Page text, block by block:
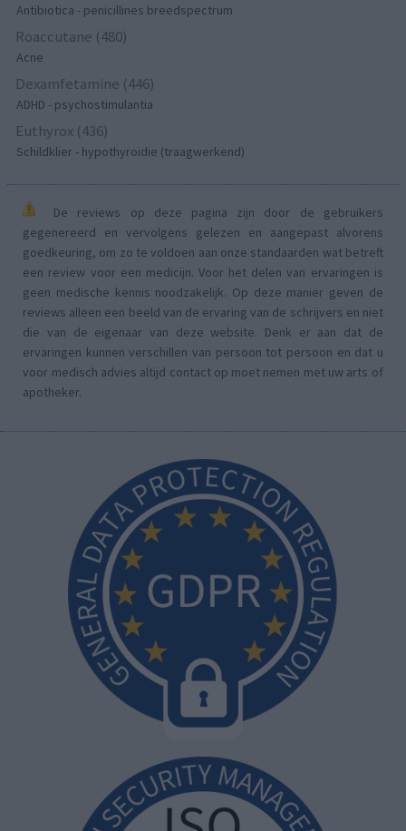
Antibiotica - penicillines breedspectrum
Roaccutane (480)
Acne
Dexamfetamine (446)
ADHD - psychostimulantia
Euthyrox (436)
Schildklier - hypothyroidie (traagwerkend)
De reviews op deze pagina zijn door de gebruikers
gegenereerd en vervolgens gelezen en aangepast alvorens
goedkeuring, om zo te voldoen aan onze standaarden wat betreft
een review voor een medicijn. Voor het delen van ervaringen is
geen medische kennis noodzakelijk. Op deze manier geven de
reviews alleen een beeld van de ervaring van de schrijvers en niet
die van de eigenaar van deze website. Denk er aan dat de
ervaringen kunnen verschillen van persoon tot persoon en dat u
voor medisch advies altijd contact op moet nemen met uw arts of
apotheker.